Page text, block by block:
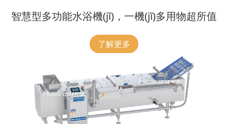
智慧型多功能水浴機(jī)，一機(jī)多用物超所值
了解更多